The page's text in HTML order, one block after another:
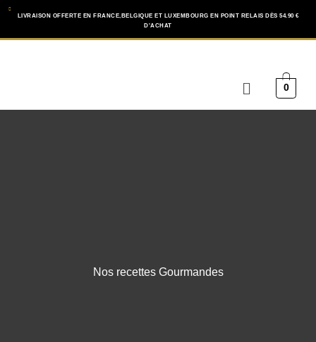
Aller LIVRAISON OFFERTE EN FRANCE,BELGIQUE ET LUXEMBOURG EN POINT RELAIS DÈS 54.90 €
D'ACHAT
Menu 0
Nos recettes Gourmandes